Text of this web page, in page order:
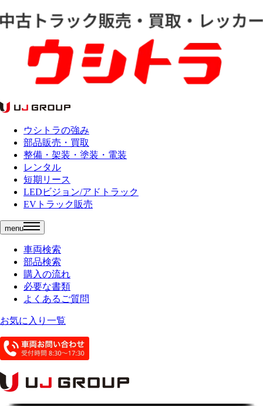
ウシトラの強み
部品販売・買取
整備・架装・塗装・電装
レンタル
短期リース
LEDビジョン/アドトラック
EVトラック販売
menu
車両検索
部品検索
購入の流れ
必要な書類
よくあるご質問
お気に入り一覧